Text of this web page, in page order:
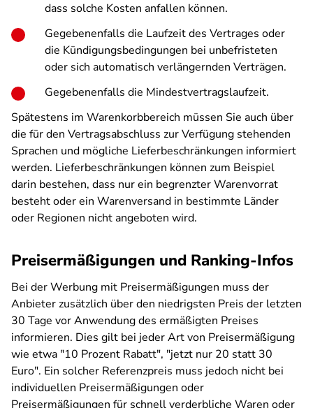
dass solche Kosten anfallen können.
Gegebenenfalls die Laufzeit des Vertrages oder
die Kündigungsbedingungen bei unbefristeten
oder sich automatisch verlängernden Verträgen.
Gegebenenfalls die Mindestvertragslaufzeit.
Spätestens im Warenkorbbereich müssen Sie auch über
die für den Vertragsabschluss zur Verfügung stehenden
Sprachen und mögliche Lieferbeschränkungen informiert
werden. Lieferbeschränkungen können zum Beispiel
darin bestehen, dass nur ein begrenzter Warenvorrat
besteht oder ein Warenversand in bestimmte Länder
oder Regionen nicht angeboten wird.
Preisermäßigungen und Ranking-Infos
Bei der Werbung mit Preisermäßigungen muss der
Anbieter zusätzlich über den niedrigsten Preis der letzten
30 Tage vor Anwendung des ermäßigten Preises
informieren. Dies gilt bei jeder Art von Preisermäßigung
wie etwa "10 Prozent Rabatt", "jetzt nur 20 statt 30
Euro". Ein solcher Referenzpreis muss jedoch nicht bei
individuellen Preisermäßigungen oder
Preisermäßigungen für schnell verderbliche Waren oder